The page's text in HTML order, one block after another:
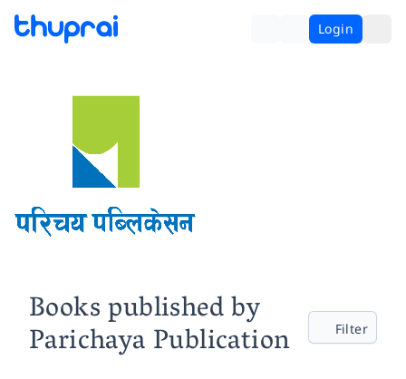
Login
Books published by
Parichaya Publication Filter